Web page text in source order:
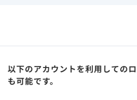
以下のアカウントを利用しての
も可能です。